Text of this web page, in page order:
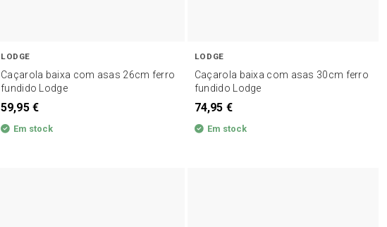
LODGE
Caçarola baixa com asas 26cm ferro
fundido Lodge
59,95 €
Em stock
LODGE
Caçarola baixa com asas 30cm ferro
fundido Lodge
74,95 €
Em stock